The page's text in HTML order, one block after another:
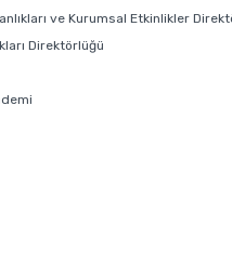
ve Kurumsal Etkinlikler
Direktörlüğü